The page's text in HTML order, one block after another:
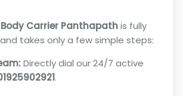
Carrier Panthapathis fully
takes only a few simple steps:
Directly dial our 24/7 active
.